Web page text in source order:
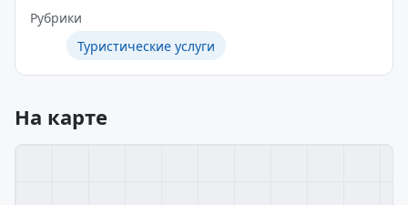
Рубрики
Туристические услуги
На карте